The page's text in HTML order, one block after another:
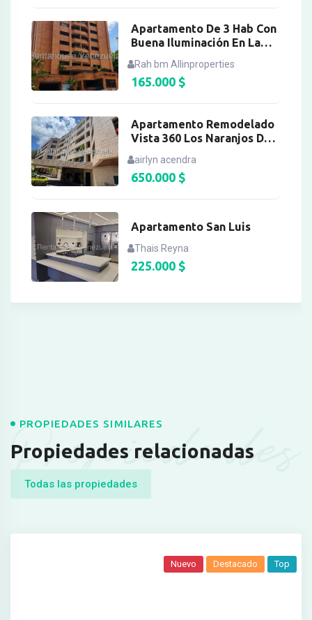
Apartamento De 3 Hab Con
Buena Iluminación En La
Rah bm Allinproperties
165.000$
Apartamento Remodelado
Vista 360 Los Naranjos Del
airlyn acendra
650.000$
Apartamento San Luis
Thais Reyna
225.000$
Propiedades
PROPIEDADES SIMILARES
Propiedades relacionadas
Todas las propiedades
Nuevo Destacado Top